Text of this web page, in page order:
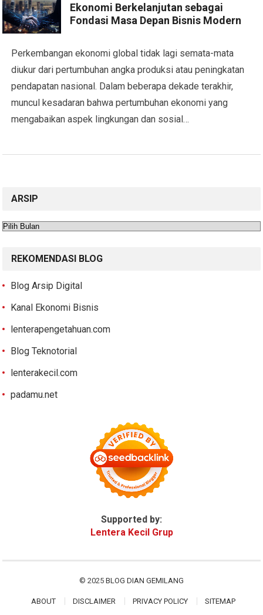
Ekonomi Berkelanjutan sebagai
Fondasi Masa Depan Bisnis Modern
Perkembangan ekonomi global tidak lagi semata-mata
diukur dari pertumbuhan angka produksi atau peningkatan
pendapatan nasional. Dalam beberapa dekade terakhir,
muncul kesadaran bahwa pertumbuhan ekonomi yang
mengabaikan aspek lingkungan dan sosial…
ARSIP
Arsip
REKOMENDASI BLOG
Blog Arsip Digital
Kanal Ekonomi Bisnis
lenterapengetahuan.com
Blog Teknotorial
lenterakecil.com
padamu.net
Supported by:
Lentera Kecil Grup
© 2025 BLOG DIAN GEMILANG
ABOUT DISCLAIMER PRIVACY POLICY SITEMAP